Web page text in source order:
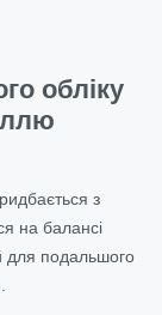
обліку
з
на балансі
для подальшого